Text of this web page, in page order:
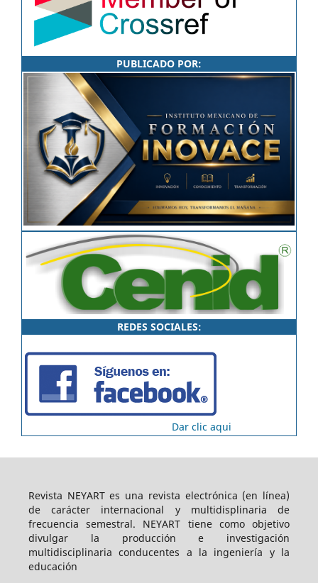
PUBLICADO POR:
REDES SOCIALES:
Dar clic aqui
Revista NEYART es una revista electrónica (en línea)
de carácter internacional y multidisplinaria de
frecuencia semestral. NEYART tiene como objetivo
divulgar la producción e investigación
multidisciplinaria conducentes a la ingeniería y la
educación